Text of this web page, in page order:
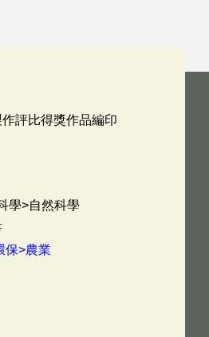
評比得獎作品編印
學>自然科學
保>農業